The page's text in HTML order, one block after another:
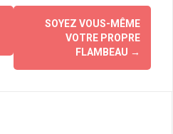
SOYEZ VOUS-MÊME
VOTRE PROPRE
FLAMBEAU →